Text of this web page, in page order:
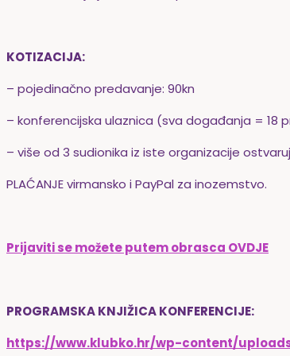
KOTIZACIJA:
– pojedinačno predavanje: 90kn
– konferencijska ulaznica (sva događanja = 18
– više od 3 sudionika iz iste organizacije
PLAĆANJE virmansko i PayPal za inozemstvo.
Prijaviti se možete putem obrasca OVDJE
PROGRAMSKA KNJIŽICA KONFERENCIJE:
https://www.klubko.hr/wp-content/